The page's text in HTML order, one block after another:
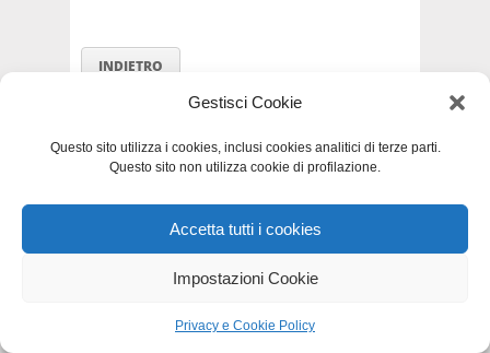
Gestisci Cookie
Questo sito utilizza i cookies, inclusi cookies analitici di terze parti.
Questo sito non utilizza cookie di profilazione.
Accetta tutti i cookies
Impostazioni Cookie
Privacy e Cookie Policy
INDIETRO